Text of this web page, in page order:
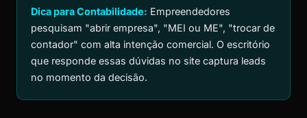
Dica para Contabilidade: Empreendedores
pesquisam "abrir empresa", "MEI ou ME", "trocar de
contador" com alta intenção comercial. O escritório
que responde essas dúvidas no site captura leads
no momento da decisão.